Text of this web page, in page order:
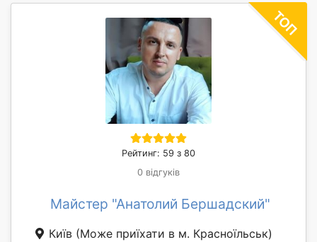
Рейтинг: 59 з 80
0 відгуків
Майстер "Анатолий Бершадский"
Київ (Може приїхати в м. Красноїльськ)